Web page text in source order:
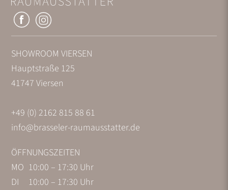
SHOWROOM VIERSEN
Hauptstraße 125
41747 Viersen
+49 (0) 2162 815 88 61
info@brasseler-raumausstatter.de
ÖFFNUNGSZEITEN
MO 10:00 – 17:30 Uhr
DI
10:00 – 17:30 Uhr